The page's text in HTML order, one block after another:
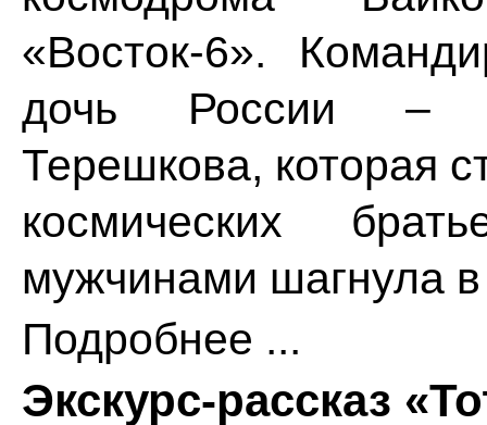
«Восток-6».
дочь России –
Терешкова, которая
космических
мужчинами шагнула
Подробнее ...
Экскурс-рассказ